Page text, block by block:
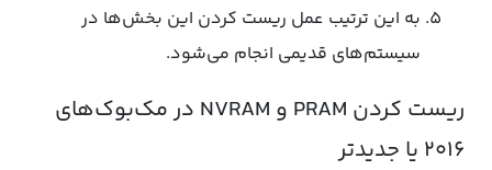
به این ترتیب عمل ریست کردن این بخش‌ها در
سیستم‌های قدیمی انجام می‌شود.
ریست کردن PRAM و NVRAM در مک‌بوک‌های
۲۰۱۶ یا جدیدتر